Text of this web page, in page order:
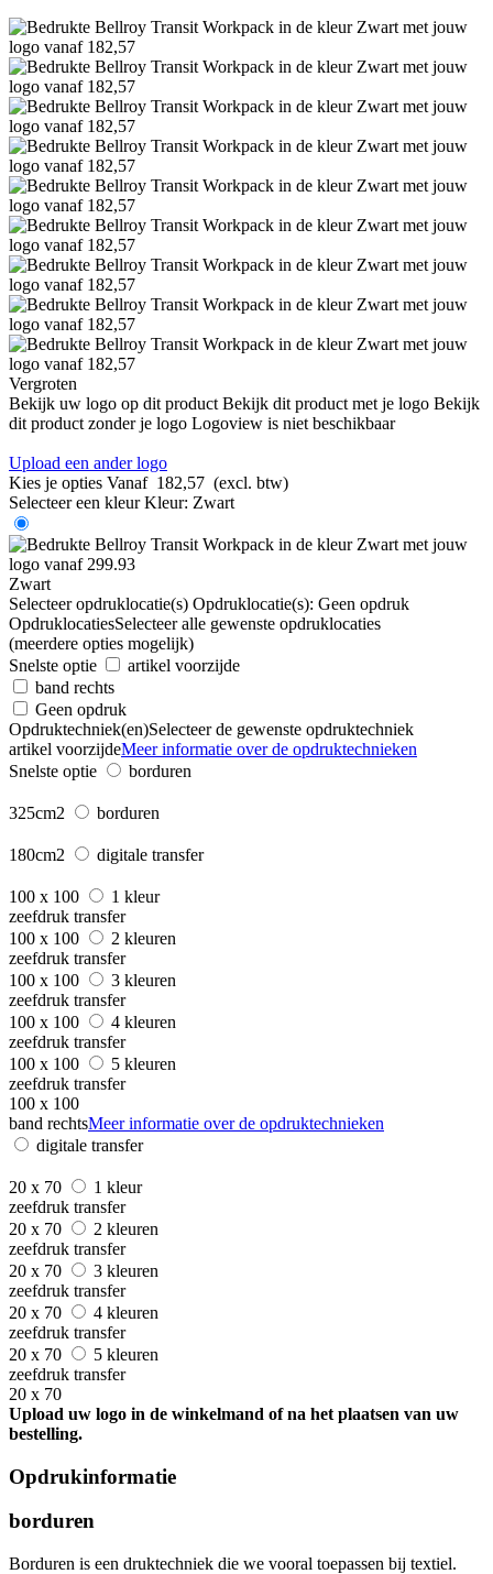
Vergroten
Bekijk uw logo op dit product Bekijk dit product met je logo Bekijk
dit product zonder je logo Logoview is niet beschikbaar
Upload een ander logo
Kies je opties Vanaf 182,57 (excl. btw)
Selecteer een kleur Kleur: Zwart
Zwart
Selecteer opdruklocatie(s) Opdruklocatie(s): Geen opdruk
OpdruklocatiesSelecteer alle gewenste opdruklocaties
(meerdere opties mogelijk)
Snelste optie
artikel voorzijde
band rechts
Geen opdruk
Opdruktechniek(en)Selecteer de gewenste opdruktechniek
artikel voorzijdeMeer informatie over de opdruktechnieken
Snelste optie
borduren
325cm2 borduren
180cm2 digitale transfer
100 x 100
1 kleur
zeefdruk transfer
100 x 100
2 kleuren
zeefdruk transfer
100 x 100
3 kleuren
zeefdruk transfer
100 x 100
4 kleuren
zeefdruk transfer
100 x 100
5 kleuren
zeefdruk transfer
100 x 100
band rechtsMeer informatie over de opdruktechnieken
digitale transfer
20 x 70
1 kleur
zeefdruk transfer
20 x 70
2 kleuren
zeefdruk transfer
20 x 70
3 kleuren
zeefdruk transfer
20 x 70
4 kleuren
zeefdruk transfer
20 x 70
5 kleuren
zeefdruk transfer
20 x 70
Upload uw logo in de winkelmand of na het plaatsen van uw
bestelling.
Opdrukinformatie
borduren
Borduren is een druktechniek die we vooral toepassen bij textiel.